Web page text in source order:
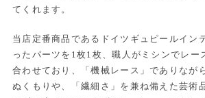
てくれます。
当店定番商品であるドイツギュピールイン
ったパーツを1枚1枚、職人がミシンでレー
合わせており、「機械レース」でありなが
ぬくもりや、「繊細さ」を兼ね備えた芸術